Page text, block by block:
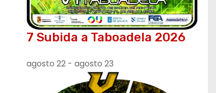
7 Subida a Taboadela 2026
agosto 22 - agosto 23